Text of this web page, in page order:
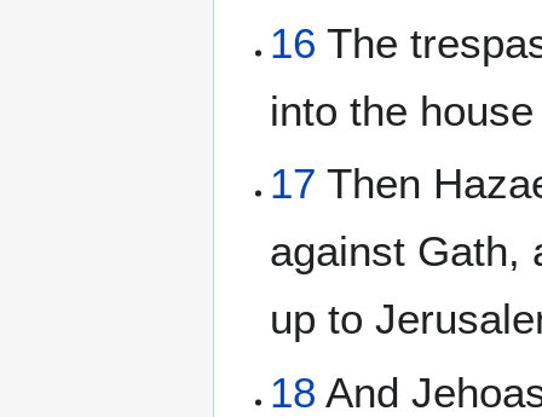
16 The
into the
17 Then
against Gath,
up to
18 And